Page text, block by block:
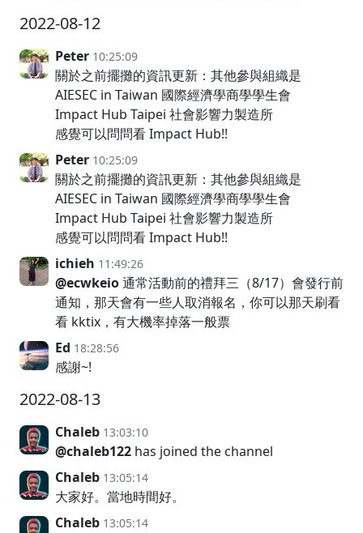
2022-08-12
Peter 10:25:09
關於之前擺攤的資訊更新：其他參與組織是
AIESEC in Taiwan 國際經濟學商學學生會
Impact Hub Taipei 社會影響力製造所
感覺可以問問看 Impact Hub!!
Peter 10:25:09
關於之前擺攤的資訊更新：其他參與組織是
AIESEC in Taiwan 國際經濟學商學學生會
Impact Hub Taipei 社會影響力製造所
感覺可以問問看 Impact Hub!!
ichieh 11:49:26
@ecwkeio通常活動前的禮拜三（8/17）會發行前
通知，那天會有一些人取消報名，你可以那天刷看
看 kktix，有大機率掉落一般票
Ed 18:28:56
感謝~!
2022-08-13
Chaleb 13:03:10
@chaleb122 has joined the channel
Chaleb 13:05:14
大家好。當地時間好。
Chaleb 13:05:14